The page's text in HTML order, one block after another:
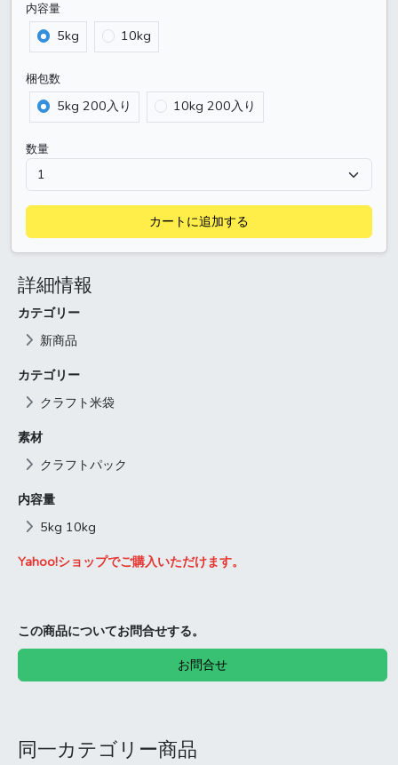
内容量
5kg 10kg
梱包数
5kg 200入り 10kg 200入り
数量
カートに追加する
詳細情報
カテゴリー
新商品
カテゴリー
クラフト米袋
素材
クラフトパック
内容量
5kg 10kg
Yahoo!ショップでご購入いただけます。
この商品についてお問合せする。
お問合せ
同一カテゴリー商品